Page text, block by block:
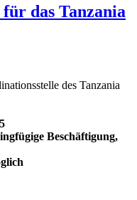
das Tanzania
des Tanzania
Beschäftigung,